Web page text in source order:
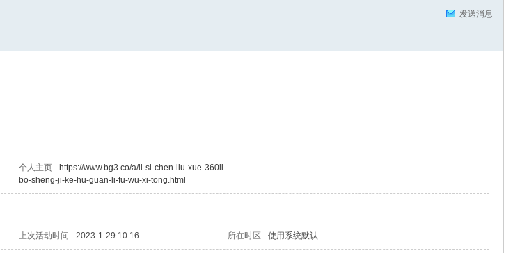
发送消息
个人主页
https://www.bg3.co/a/li-si-chen-liu-xue-360li-
bo-sheng-ji-ke-hu-guan-li-fu-wu-xi-tong.html
上次活动时间 2023-1-29 10:16 所在时区 使用系统默认